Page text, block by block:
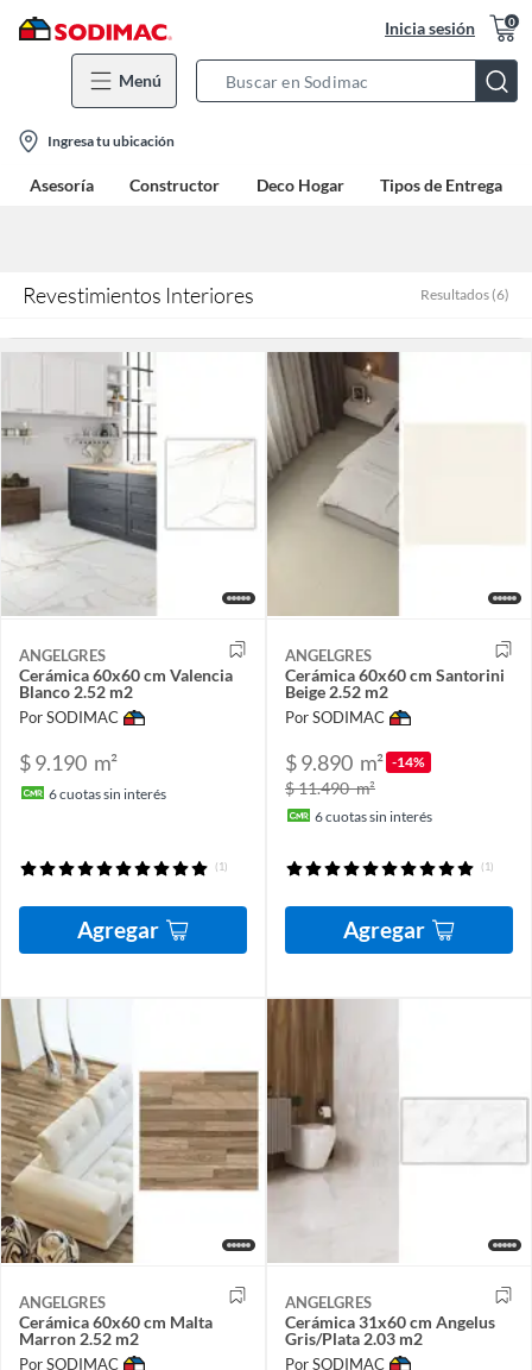
Inicia sesión 0
Menú
Bar
location-
icon
Ingresa tu ubicación
Asesoría Constructor Deco Hogar Tipos de Entrega
Revestimientos Interiores Resultados (6)
ANGELGRES
Cerámica 60x60 cm Valencia
Blanco 2.52 m2
Por SODIMAC
$ 9.190 m²
6cuotas sin interés
(1)
Agregar
ANGELGRES
Cerámica 60x60 cm Santorini
Beige 2.52 m2
Por SODIMAC
$ 9.890 m² -14%
$ 11.490m²
6cuotas sin interés
(1)
Agregar
ANGELGRES
Cerámica 60x60 cm Malta
Marron 2.52 m2
Por SODIMAC
ANGELGRES
Cerámica 31x60 cm Angelus
Gris/Plata 2.03 m2
Por SODIMAC